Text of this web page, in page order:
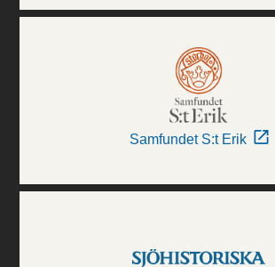
Samfundet S:t Erik